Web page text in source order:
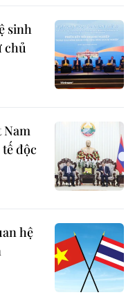
sinh
chủ
độc
hệ